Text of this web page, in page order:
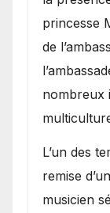
princesse
de
nombreux
​L’un des
remise
musicien